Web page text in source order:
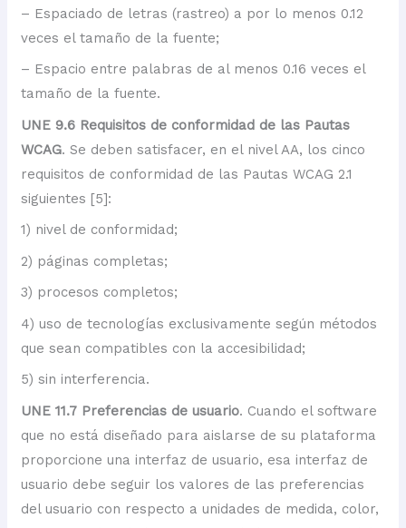
– Espaciado de letras (rastreo) a por lo menos 0.12
veces el tamaño de la fuente;
– Espacio entre palabras de al menos 0.16 veces el
tamaño de la fuente.
UNE 9.6 Requisitos de conformidad de las Pautas
WCAG. Se deben satisfacer, en el nivel AA, los cinco
requisitos de conformidad de las Pautas WCAG 2.1
siguientes [5]:
1) nivel de conformidad;
2) páginas completas;
3) procesos completos;
4) uso de tecnologías exclusivamente según métodos
que sean compatibles con la accesibilidad;
5) sin interferencia.
UNE 11.7 Preferencias de usuario. Cuando el software
que no está diseñado para aislarse de su plataforma
proporcione una interfaz de usuario, esa interfaz de
usuario debe seguir los valores de las preferencias
del usuario con respecto a unidades de medida, color,